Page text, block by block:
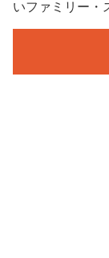
いファミリー・